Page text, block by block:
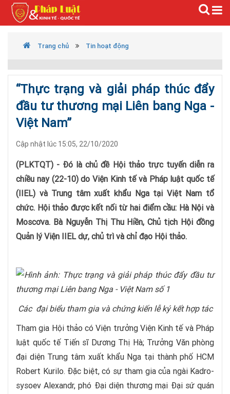
Trang chủ Tin hoạt động
“Thực trạng và giải pháp thúc đẩy
đầu tư thương mại Liên bang Nga -
Việt Nam”
Cập nhật lúc 15:05, 22/10/2020
(PLKTQT) - Đó là chủ đề Hội thảo trực tuyến diễn ra
chiều nay (22-10) do Viện Kinh tế và Pháp luật quốc tế
(IIEL) và Trung tâm xuất khẩu Nga tại Việt Nam tổ
chức. Hội thảo được kết nối từ hai điểm cầu: Hà Nội và
Moscơva. Bà Nguyễn Thị Thu Hiền, Chủ tịch Hội đồng
Quản lý Viện IIEL dự, chủ trì và chỉ đạo Hội thảo.
Các đại biểu tham gia và chứng kiến lễ ký kết hợp tác
Tham gia Hội thảo có Viện trưởng Viện Kinh tế và Pháp
luật quốc tế Tiến sĩ Dương Thị Hà; Trưởng Văn phòng
đại diện Trung tâm xuất khẩu Nga tại thành phố HCM
Robert Kurilo. Đặc biệt, có sự tham gia của ngài Kadro-
sysoev Alexandr, phó Đại diện thương mại Đại sứ quán